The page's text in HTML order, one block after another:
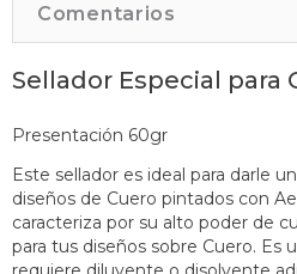
Comentarios
Sellador Especial para
Presentación 60gr
Este sellador es ideal para darle
diseños de Cuero pintados con
caracteriza por su alto poder de
para tus diseños sobre Cuero. Es